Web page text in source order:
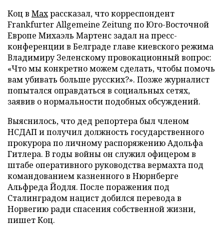
Коц в Махрассказал, что корреспондент
Frankfurter Allgemeine Zeitung по Юго-Восточной
Европе Михаэль Мартенс задал на пресс-
конференции в Белграде главе киевского режима
Владимиру Зеленскому провокационный вопрос:
«Что мы конкретно можем сделать, чтобы помочь
вам убивать больше русских?». Позже журналист
попытался оправдаться в социальных сетях,
заявив о нормальности подобных обсуждений.
Выяснилось, что дед репортера был членом
НСДАП и получил должность государственного
прокурора по личному распоряжению Адольфа
Гитлера. В годы войны он служил офицером в
штабе оперативного руководства вермахта под
командованием казненного в Нюрнберге
Альфреда Йодля. После поражения под
Сталинградом нацист добился перевода в
Норвегию ради спасения собственной жизни,
пишет Коц.